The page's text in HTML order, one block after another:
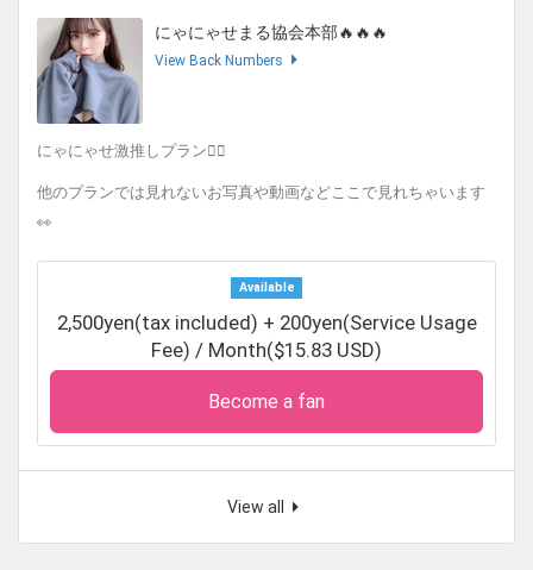
にゃにゃせまる協会本部🔥🔥🔥
View Back Numbers
にゃにゃせ激推しプラン❤️‍🔥
他のプランでは見れないお写真や動画などここで見れちゃいます
👀
Available
2,500yen(tax included) + 200yen(Service Usage
Fee) / Month($15.83 USD)
Become a fan
View all